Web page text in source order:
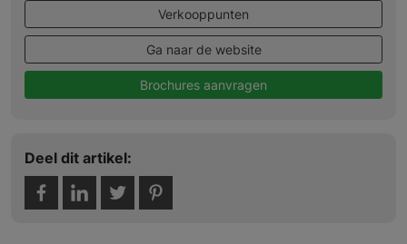
Verkooppunten
Ga naar de website
Brochures aanvragen
Deel dit artikel: